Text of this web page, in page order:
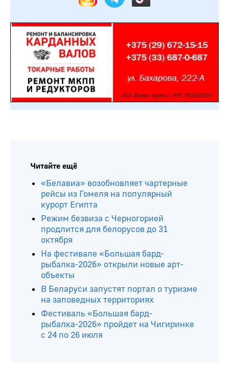
Читайте ещё
«Белавиа» возобновляет чартерные
рейсы из Гомеля на популярный
курорт Египта
Режим безвиза с Черногорией
продлится для белорусов до 31
октября
На фестивале «Большая бард-
рыбалка-2026» открыли новые арт-
объекты
В Беларуси запустят портал о туризме
на заповедных территориях
Фестиваль «Большая бард-
рыбалка-2026» пройдет на Чигиринке
с 24 по 26 июля